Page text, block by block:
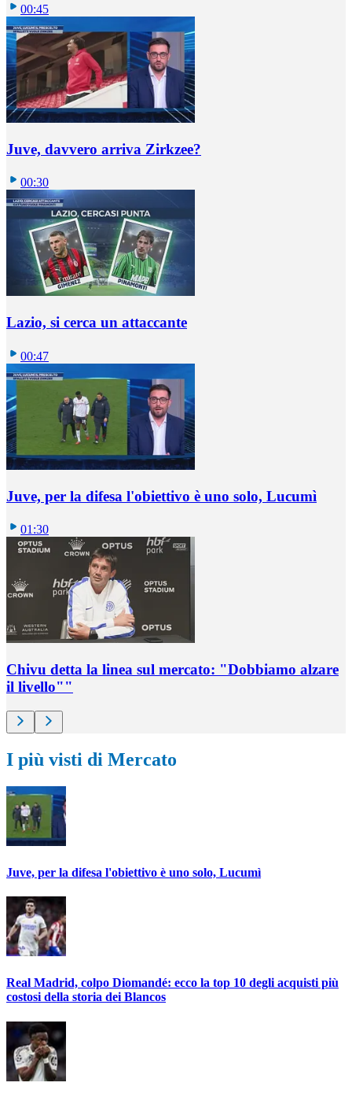
00:45
Juve, davvero arriva Zirkzee?
00:30
Lazio, si cerca un attaccante
00:47
Juve, per la difesa l'obiettivo è uno solo, Lucumì
01:30
Chivu detta la linea sul mercato: "Dobbiamo alzare
il livello""
I più visti di Mercato
Juve, per la difesa l'obiettivo è uno solo, Lucumì
Real Madrid, colpo Diomandé: ecco la top 10 degli acquisti più
costosi della storia dei Blancos